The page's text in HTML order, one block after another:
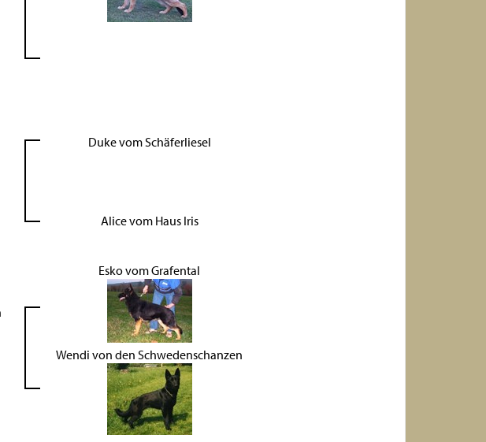
Duke vom Schäferliesel
Alice vom Haus Iris
Esko vom Grafental
Wendi von den Schwedenschanzen